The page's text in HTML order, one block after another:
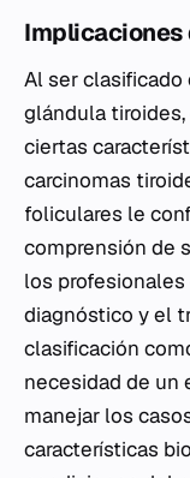
Al ser clasificado
glándula
ciertas
carcinomas
foliculares le
comprensión de
los
diagnóstico y el
clasificación
necesidad de un
manejar los
características